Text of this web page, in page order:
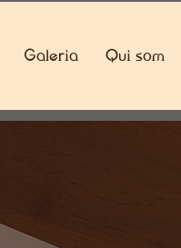
Galeria Qui som